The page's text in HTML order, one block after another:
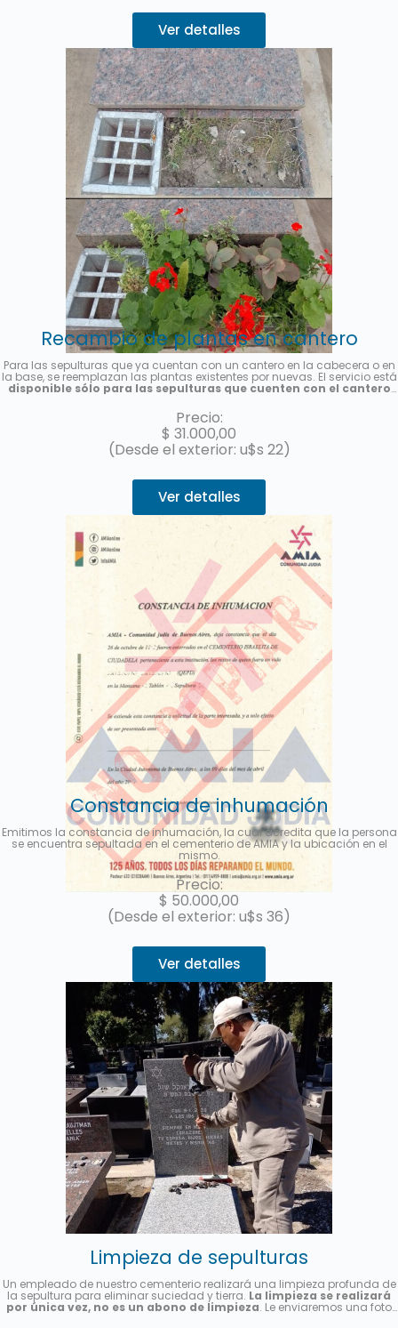
Ver detalles
Recambio de plantas en cantero
Para las sepulturas que ya cuentan con un cantero en la cabecera o en
la base, se reemplazan las plantas existentes por nuevas. El servicio está
disponible sólo para las sepulturas que cuenten con el cantero
estación, la foto es meramente ilustrativa. Se enviará una foto del
servicio una vez finalizado.
Precio:
$ 31.000,00
(Desde el exterior: u$s 22)
Ver detalles
Constancia de inhumación
Emitimos la constancia de inhumación, la cual acredita que la persona
se encuentra sepultada en el cementerio de AMIA y la ubicación en el
mismo.
Precio:
$ 50.000,00
(Desde el exterior: u$s 36)
Ver detalles
Limpieza de sepulturas
Un empleado de nuestro cementerio realizará una limpieza profunda de
la sepultura para eliminar suciedad y tierra. La limpieza se realizará
por única vez, no es un abono de limpieza. Le enviaremos una foto